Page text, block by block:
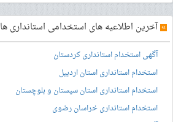
»آخرین اطلاعیه های استخدامی استانداری ها
آگهی استخدام استانداری کردستان
استخدام استانداری استان اردبیل
استخدام استانداری استان سیستان و بلوچستان
استخدام استانداری خراسان رضوی